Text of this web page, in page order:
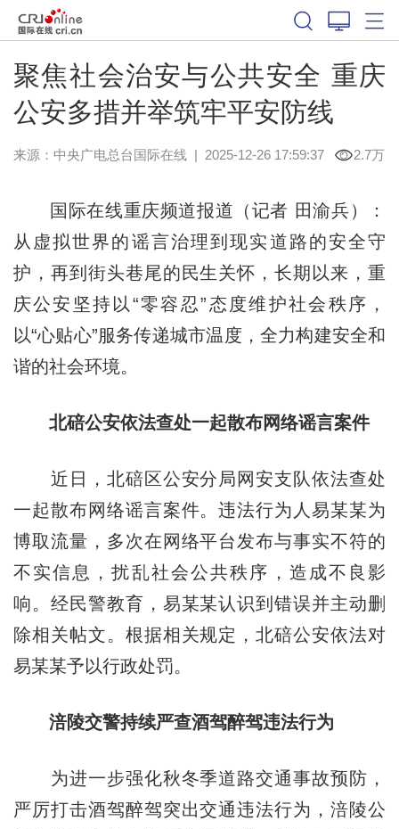
聚焦社会治安与公共安全 重庆
公安多措并举筑牢平安防线
来源：中央广电总台国际在线| 2025-12-26 17:59:37 2.7万
国际在线重庆频道报道（记者 田渝兵）：
从虚拟世界的谣言治理到现实道路的安全守
护，再到街头巷尾的民生关怀，长期以来，重
庆公安坚持以“零容忍”态度维护社会秩序，
以“心贴心”服务传递城市温度，全力构建安全和
谐的社会环境。
北碚公安依法查处一起散布网络谣言案件
近日，北碚区公安分局网安支队依法查处
一起散布网络谣言案件。违法行为人易某某为
博取流量，多次在网络平台发布与事实不符的
不实信息，扰乱社会公共秩序，造成不良影
响。经民警教育，易某某认识到错误并主动删
除相关帖文。根据相关规定，北碚公安依法对
易某某予以行政处罚。
涪陵交警持续严查酒驾醉驾违法行为
为进一步强化秋冬季道路交通事故预防，
严厉打击酒驾醉驾突出交通违法行为，涪陵公